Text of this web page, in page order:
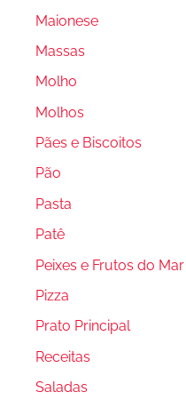
Maionese
Massas
Molho
Molhos
Pães e Biscoitos
Pão
Pasta
Patê
Peixes e Frutos do Mar
Pizza
Prato Principal
Receitas
Saladas